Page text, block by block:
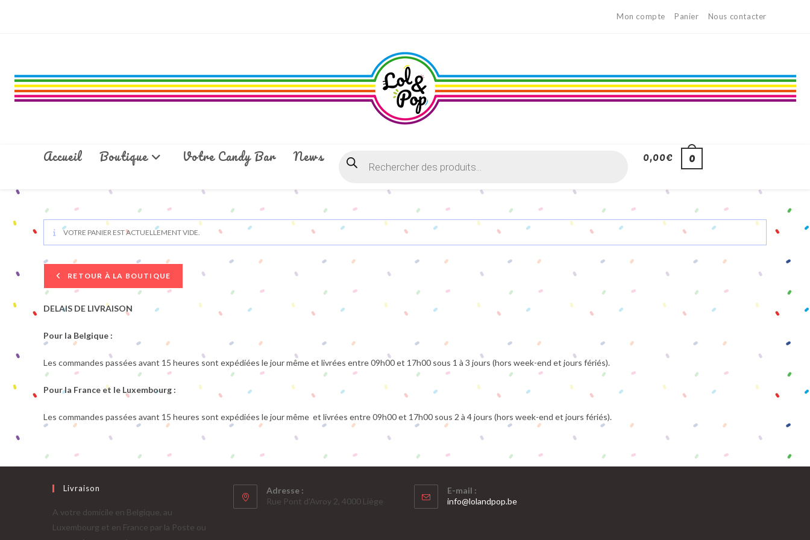
Mon compte Panier Nous contacter
Accueil Boutique Votre Candy Bar News
de
produits
0,00€ 0
VOTRE PANIER EST ACTUELLEMENT VIDE.
RETOUR À LA BOUTIQUE
DELAIS DE LIVRAISON
Pour la Belgique :
Les commandes passées avant 15 heures sont expédiées le jour même et livrées entre 09h00 et 17h00 sous 1 à 3 jours (hors week-end et jours fériés).
Pour la France et le Luxembourg :
Les commandes passées avant 15 heures sont expédiées le jour même et livrées entre 09h00 et 17h00 sous 2 à 4 jours (hors week-end et jours fériés).
Livraison
A votre domicile en Belgique, au
Luxembourg et en France par la Poste ou
Adresse :
Rue Pont d'Avroy 2, 4000 Liège
E-mail :
info@lolandpop.beS’ouvre